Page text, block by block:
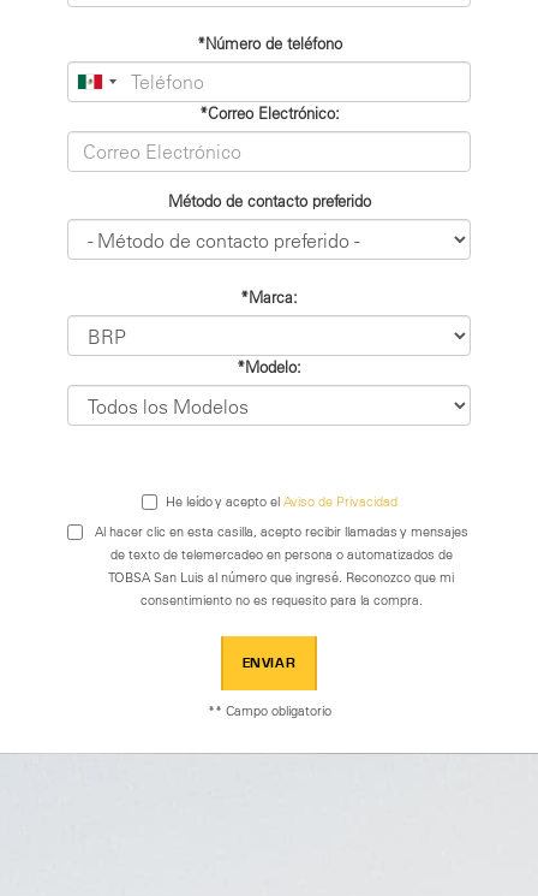
*Número de teléfono
*Correo Electrónico:
Método de contacto preferido
*Marca:
*Modelo:
He leído y acepto el Aviso de Privacidad
Al hacer clic en esta casilla, acepto recibir llamadas y mensajes
de texto de telemercadeo en persona o automatizados de
TOBSA San Luis al número que ingresé. Reconozco que mi
consentimiento no es requesito para la compra.
ENVIAR
** Campo obligatorio